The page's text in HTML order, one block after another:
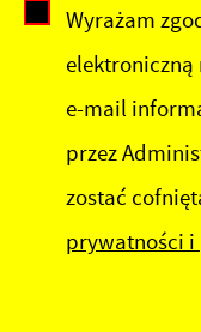
Wyrażam
elektroniczną
e-mail
przez
zostać
prywatności